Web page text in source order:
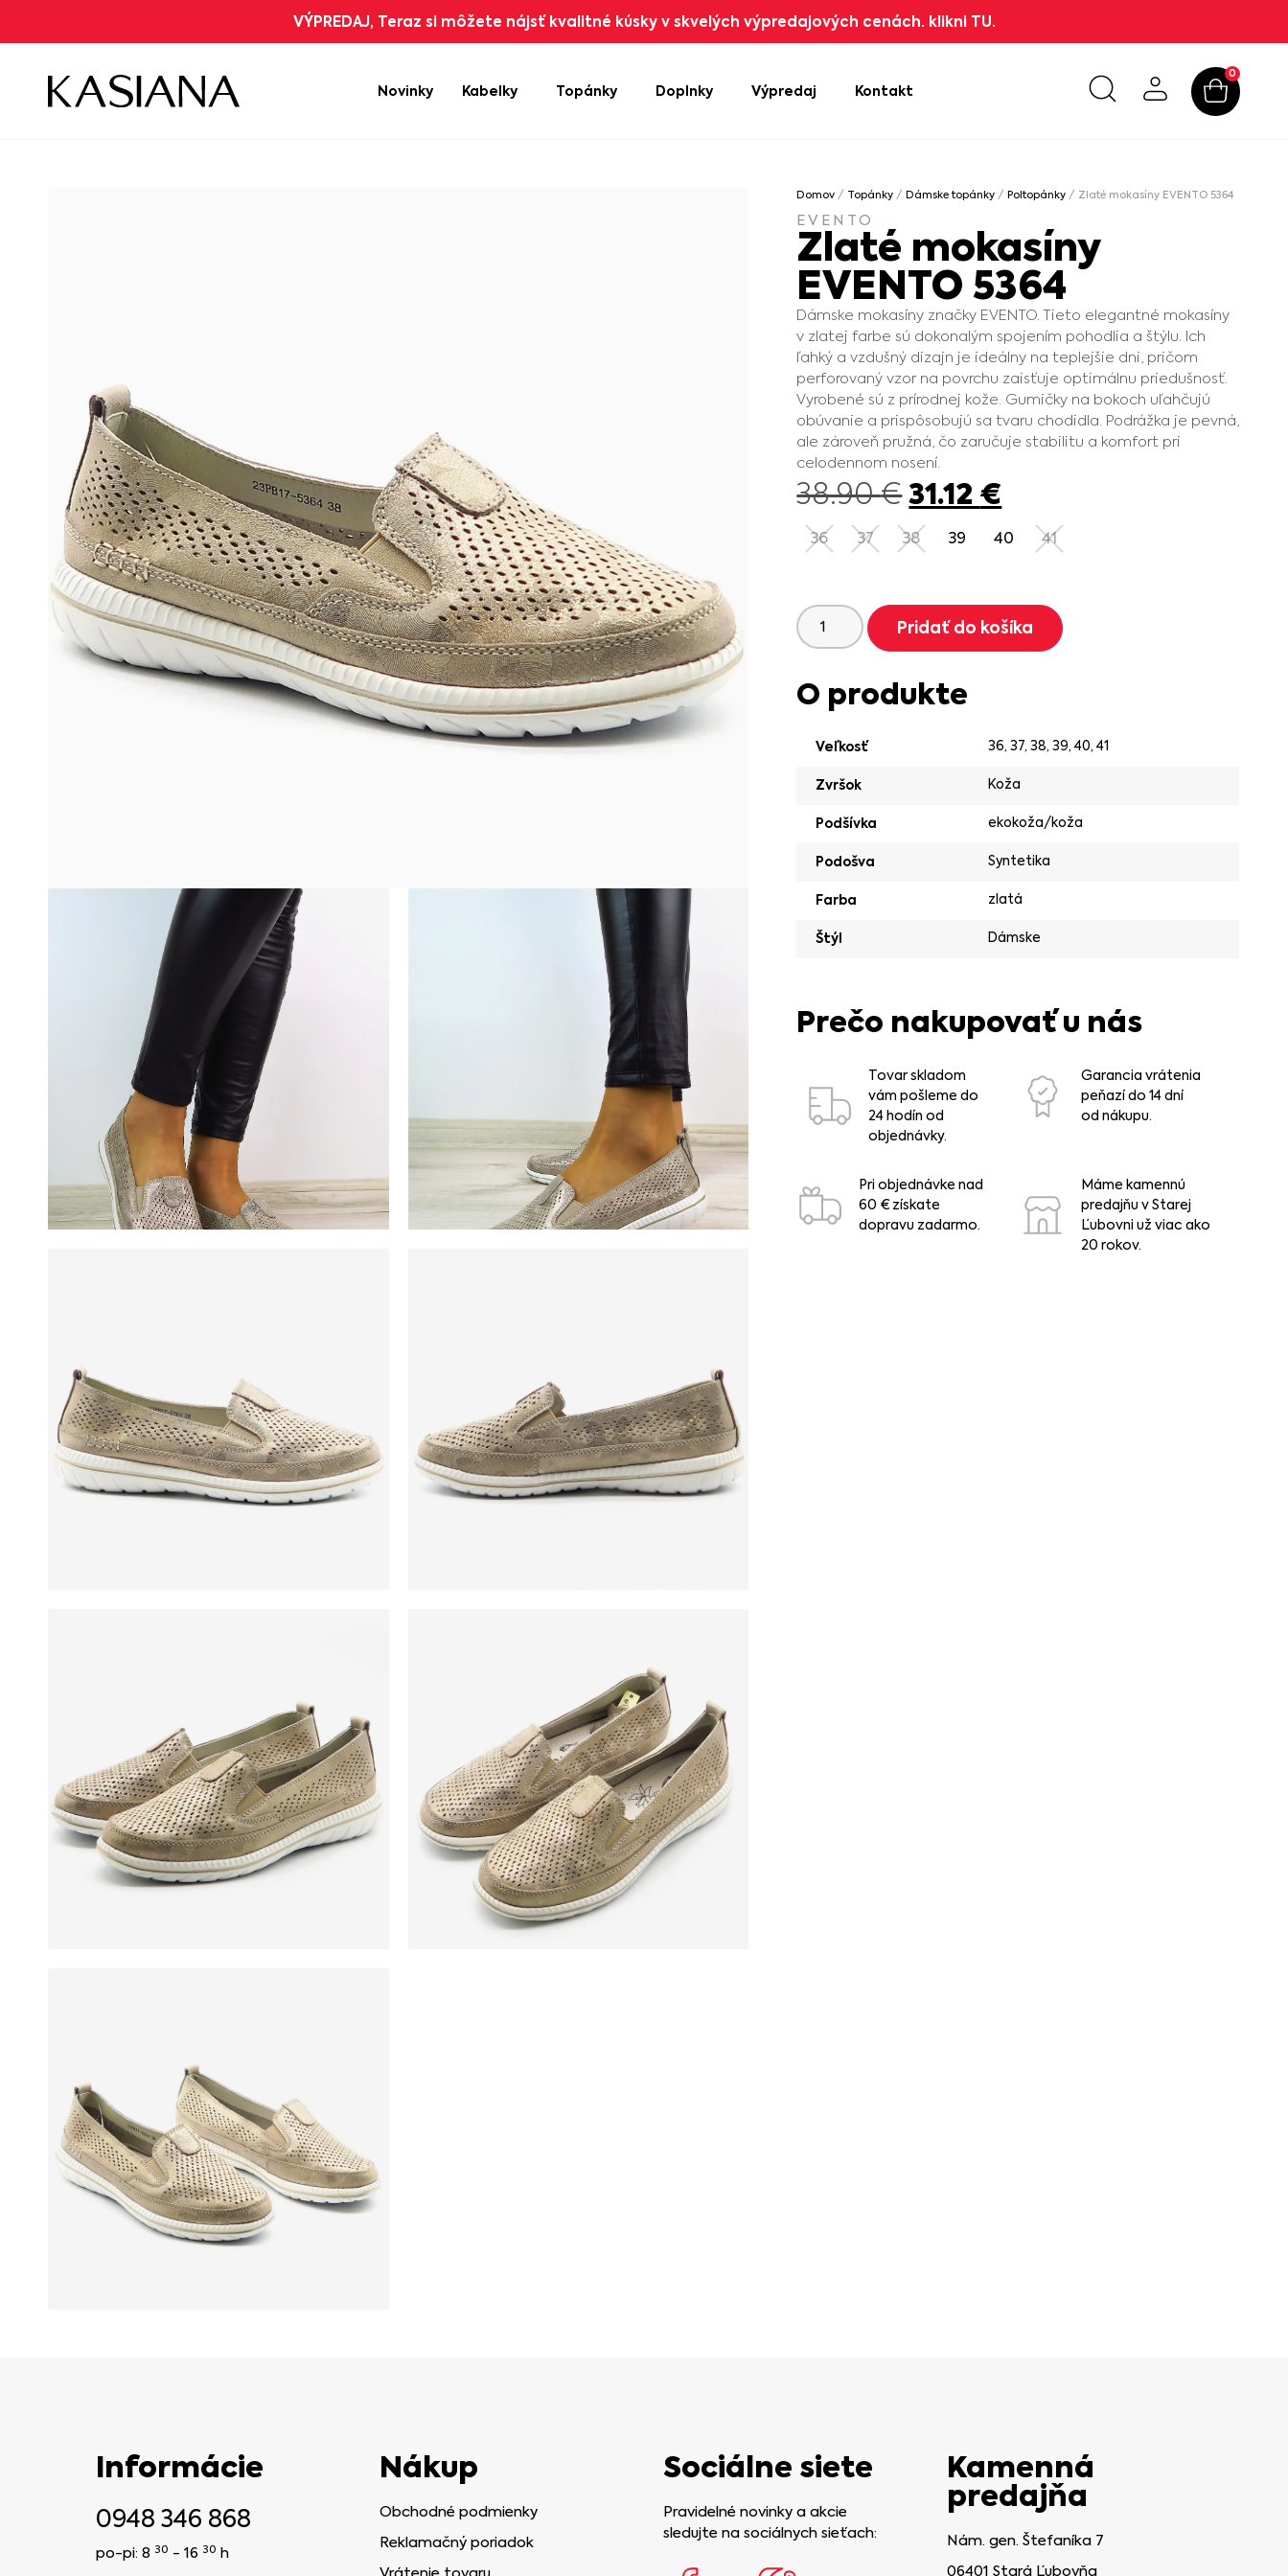
VÝPREDAJ, Teraz si môžete nájsť kvalitné kúsky v skvelých výpredajových cenách. klikni TU.
Novinky Kabelky Topánky Doplnky Výpredaj Kontakt
0
Domov / Topánky /Dámske topánky /Poltopánky / Zlaté mokasíny EVENTO 5364
EVENTO
Zlaté mokasíny
EVENTO 5364
Dámske mokasíny značky EVENTO. Tieto elegantné mokasíny
v zlatej farbe sú dokonalým spojením pohodlia a štýlu. Ich
ľahký a vzdušný dizajn je ideálny na teplejšie dni, pričom
perforovaný vzor na povrchu zaisťuje optimálnu priedušnosť.
Vyrobené sú z prírodnej kože. Gumičky na bokoch uľahčujú
obúvanie a prispôsobujú sa tvaru chodidla. Podrážka je pevná,
ale zároveň pružná, čo zaručuje stabilitu a komfort pri
celodennom nosení.
38.90€31.12 €
36 37 38 39 40 41
Pridať do košíka
O produkte
Veľkosť 36,37,38,39,40,41
Zvršok Koža
Podšívka ekokoža/koža
Podošva Syntetika
Farba zlatá
Štýl Dámske
Prečo nakupovať u nás
Tovar skladom
vám pošleme do
24 hodín od
objednávky.
Garancia vrátenia
peňazí do 14 dní
od nákupu.
Pri objednávke nad
60 € získate
dopravu zadarmo.
Máme kamennú
predajňu v Starej
Ľubovni už viac ako
20 rokov.
Informácie
0948 346 868
po-pi: 8 30 - 16 30 h
Nákup
Obchodné podmienky
Reklamačný poriadok
Sociálne siete
Pravidelné novinky a akcie
sledujte na sociálnych sieťach:
Kamenná
predajňa
Nám. gen. Štefaníka 7
06401 Stará Ľubovňa